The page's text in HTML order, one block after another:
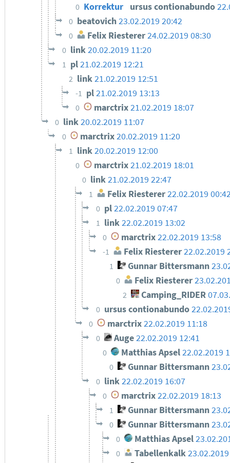
0 Korrektur ursus contionabundo
0 beatovich23.02.2019 20:42
0 Felix Riesterer 24.02.2019 08:30
0 link20.02.2019 11:20
1 pl21.02.2019 12:21
2 link21.02.2019 12:51
-1 pl21.02.2019 13:13
0 marctrix21.02.2019 18:07
0 link20.02.2019 11:07
0 marctrix20.02.2019 11:20
1 link20.02.2019 12:00
0 marctrix21.02.2019 18:01
0 link21.02.2019 22:47
1 Felix Riesterer22.02.2019
0 pl22.02.2019 07:47
1 link22.02.2019 13:02
0 marctrix 22.02.2019 13:58
-1 Felix Riesterer 22.02.2019
1 Gunnar Bittersmann
0 Felix Riesterer
2 Camping_RIDER
0 ursus contionabundo
0 marctrix22.02.2019 11:18
0 Auge22.02.2019 12:41
0 Matthias Apsel 22.02.2019
0 Gunnar Bittersmann
0 link22.02.2019 16:07
0 marctrix 22.02.2019 18:13
1 Gunnar Bittersmann
0 Gunnar Bittersmann
0 Matthias Apsel
0 Tabellenkalk